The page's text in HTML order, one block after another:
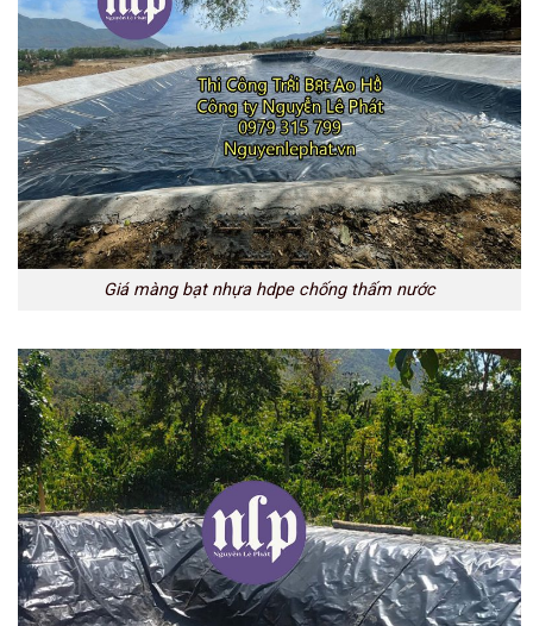
Giá màng bạt nhựa hdpe chống thấm nước